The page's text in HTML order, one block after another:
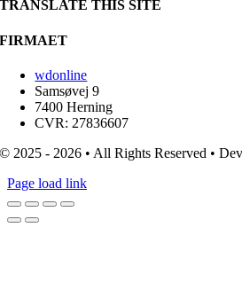
TRANSLATE THIS SITE
FIRMAET
wdonline
Samsøvej 9
7400 Herning
CVR: 27836607
© 2025 - 2026 • All Rights Reserved •
Page load link